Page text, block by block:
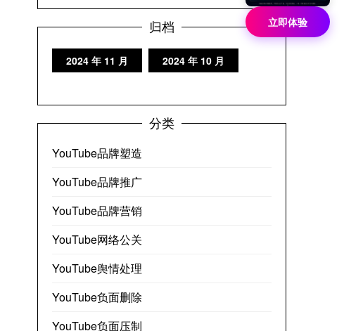
归档
2024 年 11 月 2024 年 10 月
分类
YouTube品牌塑造
YouTube品牌推广
YouTube品牌营销
YouTube网络公关
YouTube舆情处理
YouTube负面删除
YouTube负面压制
立即体验